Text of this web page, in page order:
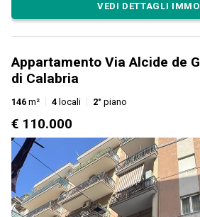
VEDI DETTAGLI
Appartamento Via Alcide de
di Calabria
146 m² 4 locali 2° piano
€ 110.000